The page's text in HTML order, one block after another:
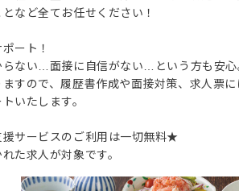
など全てお任せください！
ート！
らない…面接に自信がない…という方も安心
すので、履歴書作成や面接対策、求人票
いたします。
サービスのご利用は一切無料★
た求人が対象です。